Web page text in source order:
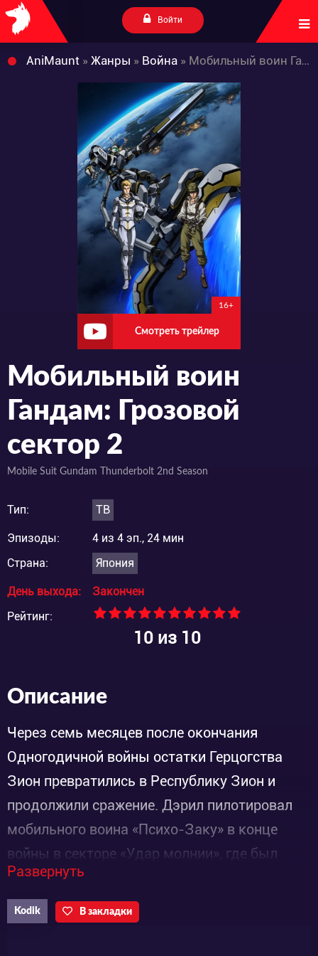
Войти
AniMaunt » Жанры » Война » Мобильный воин Гандам: Грозовой сектор 2
16+
Смотреть трейлер
Мобильный воин
Гандам: Грозовой
сектор 2
Mobile Suit Gundam Thunderbolt 2nd Season
Тип: ТВ
Эпизоды:
4 из 4 эп., 24 мин
Страна:
Япония
День выхода:
Закончен
Рейтинг:
10из 10
Описание
Через семь месяцев после окончания
Одногодичной войны остатки Герцогства
Зион превратились в Республику Зион и
продолжили сражение. Дэрил пилотировал
мобильного воина «Психо-Заку» в конце
войны в секторе «Удар молнии», где был
уничтожен флот Братства Мур. После потери
«Психо-Заку» Дэрил отправляется на Землю
для получения информации об Альянсе
Развернуть
Kodik В закладки